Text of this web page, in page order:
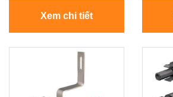
Xem chi tiết